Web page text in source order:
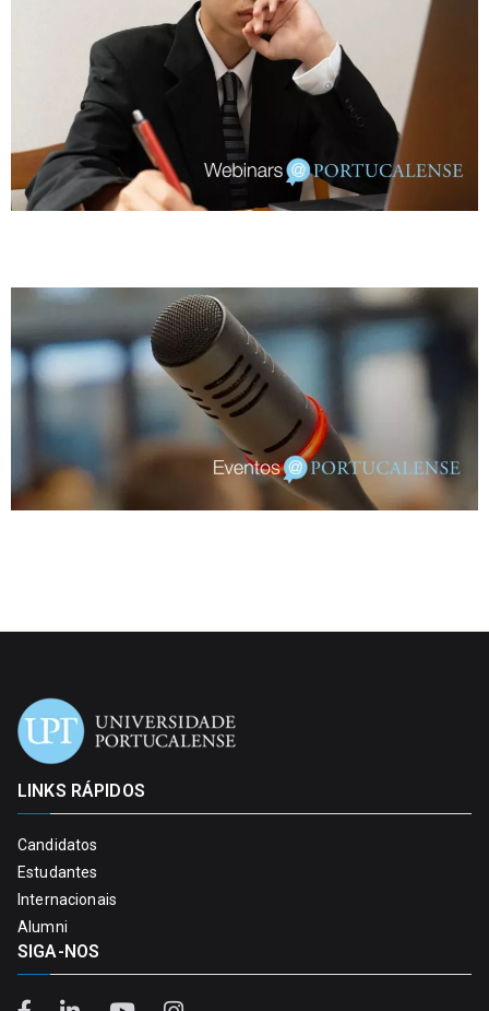
LINKS RÁPIDOS
Candidatos
Estudantes
Internacionais
Alumni
SIGA-NOS